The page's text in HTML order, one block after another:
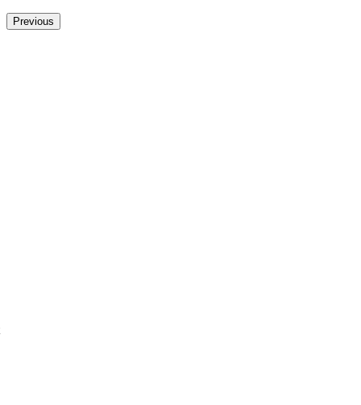
Previous